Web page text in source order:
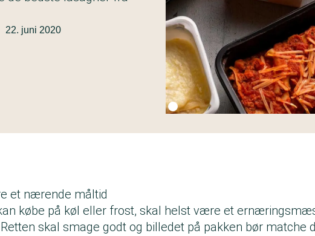
22. juni 2020
Fotokredit:
Thomas Dahl
et nærende måltid
købe på køl eller frost, skal helst være et
skal smage godt og billedet på pakken bør matche